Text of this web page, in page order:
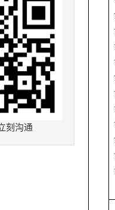
刻沟通